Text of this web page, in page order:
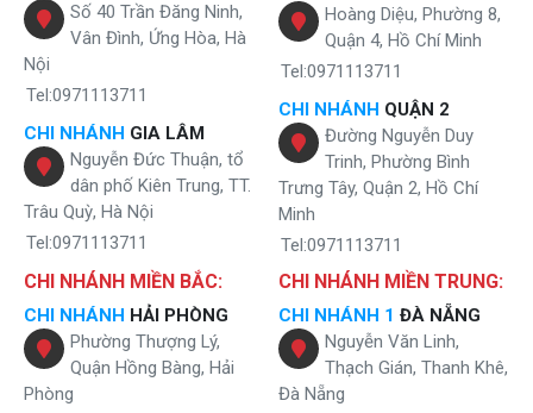
Số 40 Trần Đăng Ninh,
Vân Đình, Ứng Hòa, Hà
Nội
Tel:0971113711
CHI NHÁNH GIA LÂM
Nguyễn Đức Thuận, tổ
dân phố Kiên Trung, TT.
Trâu Quỳ, Hà Nội
Tel:0971113711
Hoàng Diệu, Phường 8,
Quận 4, Hồ Chí Minh
Tel:0971113711
CHI NHÁNH QUẬN 2
Đường Nguyễn Duy
Trinh, Phường Bình
Trưng Tây, Quận 2, Hồ Chí
Minh
Tel:0971113711
CHI NHÁNH MIỀN BẮC:
CHI NHÁNH HẢI PHÒNG
Phường Thượng Lý,
Quận Hồng Bàng, Hải
Phòng
CHI NHÁNH MIỀN TRUNG:
CHI NHÁNH 1 ĐÀ NẴNG
Nguyễn Văn Linh,
Thạch Gián, Thanh Khê,
Đà Nẵng